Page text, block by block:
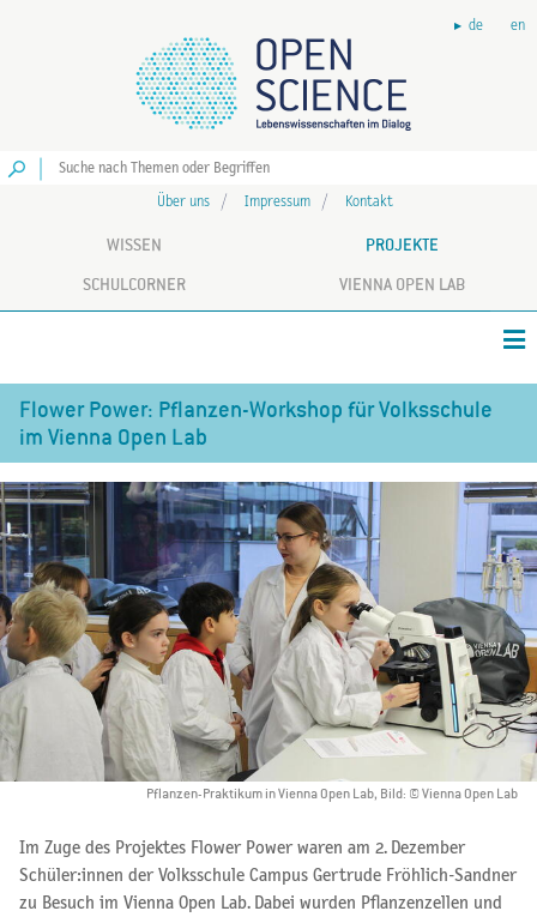
de en
Über uns Impressum Kontakt
WISSEN PROJEKTE
SCHULCORNER VIENNA OPEN LAB
Flower Power: Pflanzen-Workshop für Volksschule
im Vienna Open Lab
Pflanzen-Praktikum in Vienna Open Lab, Bild: © Vienna Open Lab
Im Zuge des Projektes Flower Power waren am 2. Dezember
Schüler:innen der Volksschule Campus Gertrude Fröhlich-Sandner
zu Besuch im Vienna Open Lab. Dabei wurden Pflanzenzellen und